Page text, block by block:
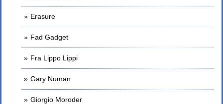
Erasure
Fad Gadget
Fra Lippo Lippi
Gary Numan
Giorgio Moroder